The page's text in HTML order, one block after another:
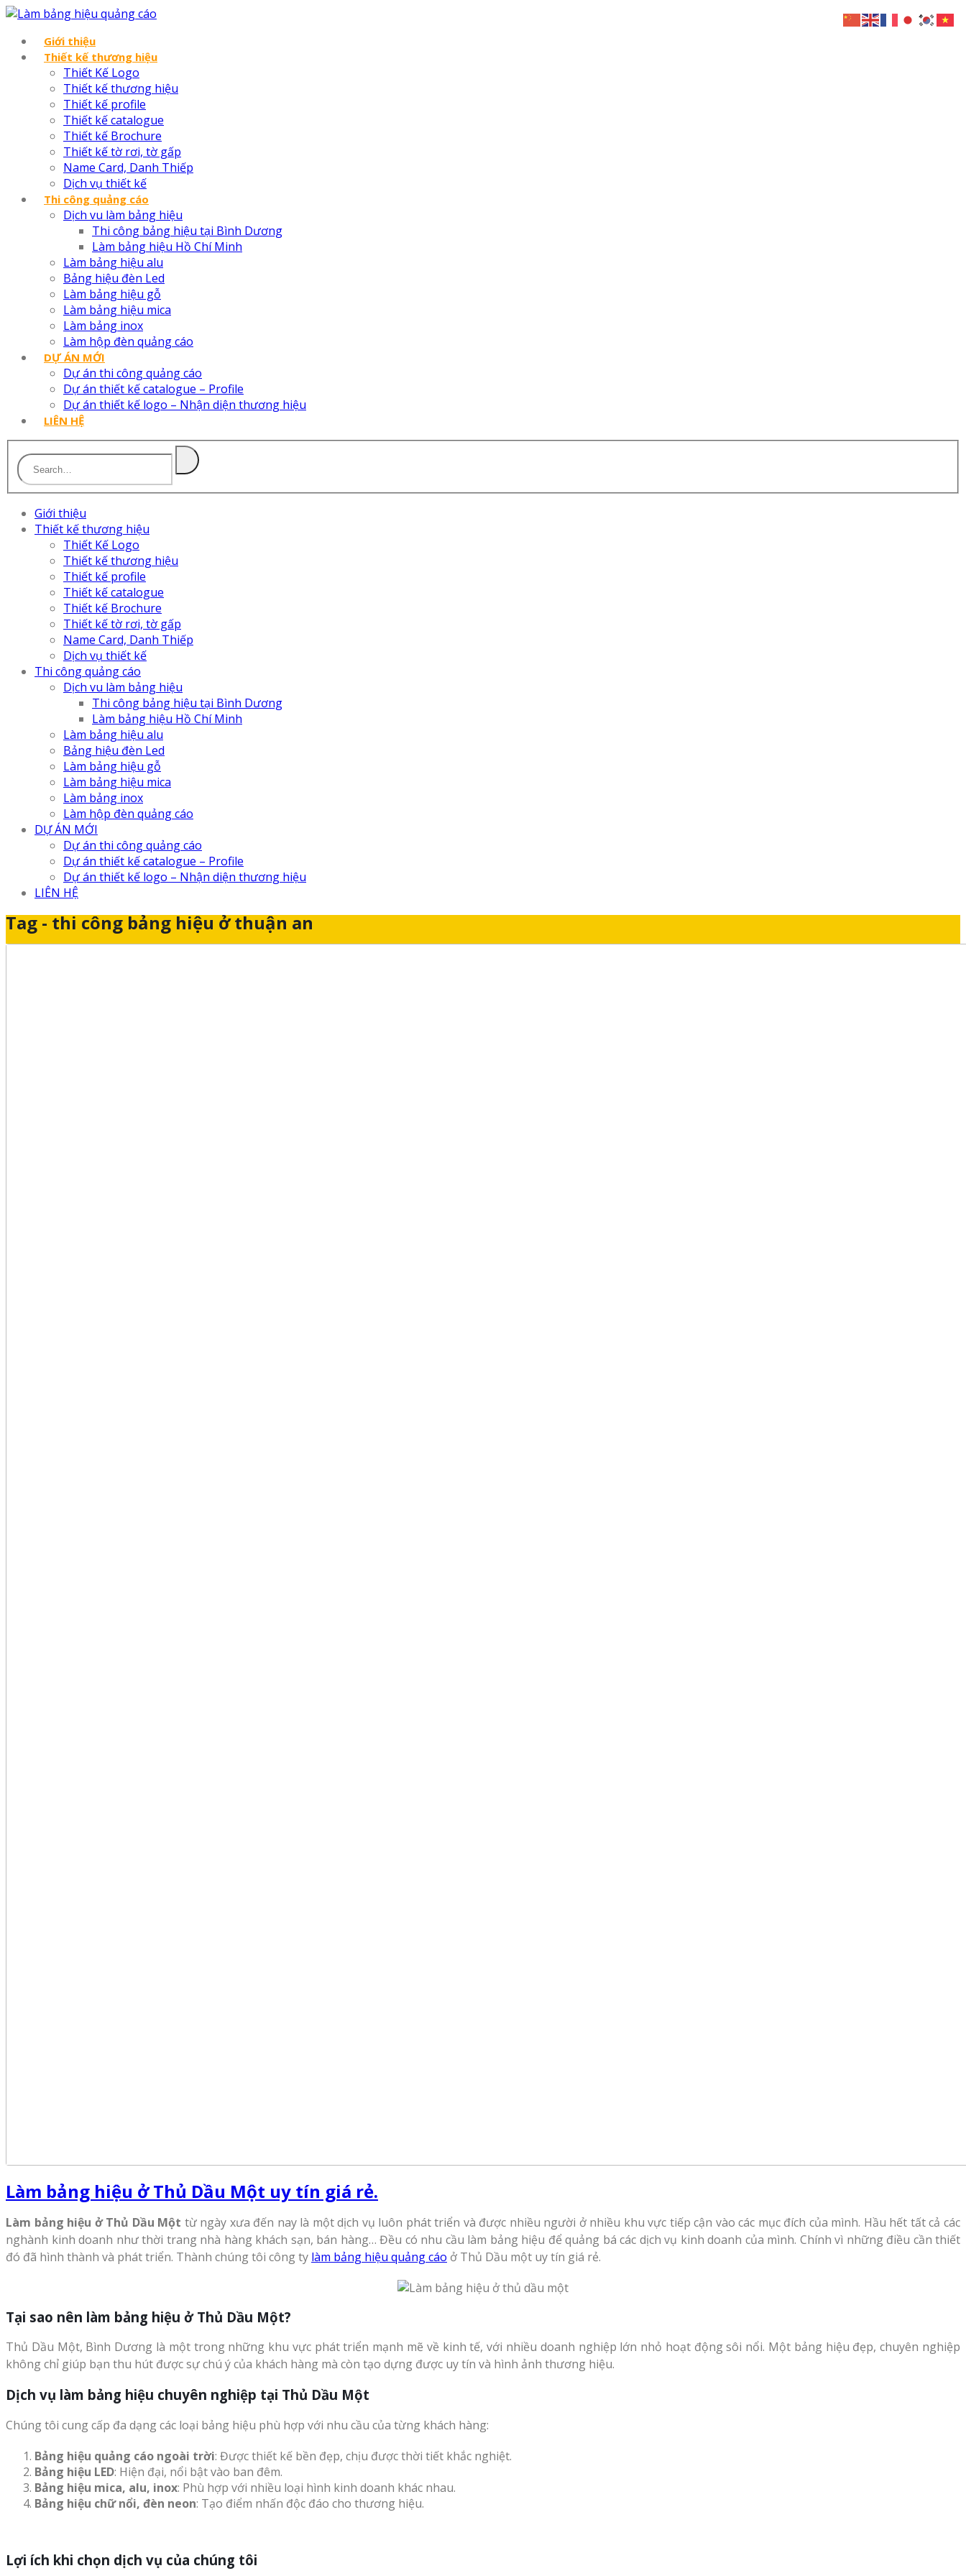
Giới thiệu
Thiết kế thương hiệu
Thiết Kế Logo
Thiết kế thương hiệu
Thiết kế profile
Thiết kế catalogue
Thiết kế Brochure
Thiết kế tờ rơi, tờ gấp
Name Card, Danh Thiếp
Dịch vụ thiết kế
Thi công quảng cáo
Dịch vu làm bảng hiệu
Thi công bảng hiệu tại Bình Dương
Làm bảng hiệu Hồ Chí Minh
Làm bảng hiệu alu
Bảng hiệu đèn Led
Làm bảng hiệu gỗ
Làm bảng hiệu mica
Làm bảng inox
Làm hộp đèn quảng cáo
DỰ ÁN MỚI
Dự án thi công quảng cáo
Dự án thiết kế catalogue – Profile
Dự án thiết kế logo – Nhận diện thương hiệu
LIÊN HỆ
Giới thiệu
Thiết kế thương hiệu
Thiết Kế Logo
Thiết kế thương hiệu
Thiết kế profile
Thiết kế catalogue
Thiết kế Brochure
Thiết kế tờ rơi, tờ gấp
Name Card, Danh Thiếp
Dịch vụ thiết kế
Thi công quảng cáo
Dịch vu làm bảng hiệu
Thi công bảng hiệu tại Bình Dương
Làm bảng hiệu Hồ Chí Minh
Làm bảng hiệu alu
Bảng hiệu đèn Led
Làm bảng hiệu gỗ
Làm bảng hiệu mica
Làm bảng inox
Làm hộp đèn quảng cáo
DỰ ÁN MỚI
Dự án thi công quảng cáo
Dự án thiết kế catalogue – Profile
Dự án thiết kế logo – Nhận diện thương hiệu
LIÊN HỆ
Tag - thi công bảng hiệu ở thuận an
Làm bảng hiệu ở Thủ Dầu Một uy tín giá rẻ.
Làm bảng hiệu ở Thủ Dầu Một từ ngày xưa đến nay là một dịch vụ luôn phát triển và được nhiều người ở nhiều khu vực tiếp cận vào các mục đích của mình. Hầu hết tất cả các
nghành kinh doanh như thời trang nhà hàng khách sạn, bán hàng… Đều có nhu cầu làm bảng hiệu để quảng bá các dịch vụ kinh doanh của mình. Chính vì những điều cần thiết
đó đã hình thành và phát triển. Thành chúng tôi công ty làm bảng hiệu quảng cáo ở Thủ Dầu một uy tín giá rẻ.
Tại sao nên làm bảng hiệu ở Thủ Dầu Một?
Thủ Dầu Một, Bình Dương là một trong những khu vực phát triển mạnh mẽ về kinh tế, với nhiều doanh nghiệp lớn nhỏ hoạt động sôi nổi. Một bảng hiệu đẹp, chuyên nghiệp
không chỉ giúp bạn thu hút được sự chú ý của khách hàng mà còn tạo dựng được uy tín và hình ảnh thương hiệu.
Dịch vụ làm bảng hiệu chuyên nghiệp tại Thủ Dầu Một
Chúng tôi cung cấp đa dạng các loại bảng hiệu phù hợp với nhu cầu của từng khách hàng:
Bảng hiệu quảng cáo ngoài trời: Được thiết kế bền đẹp, chịu được thời tiết khắc nghiệt.
Bảng hiệu LED: Hiện đại, nổi bật vào ban đêm.
Bảng hiệu mica, alu, inox: Phù hợp với nhiều loại hình kinh doanh khác nhau.
Bảng hiệu chữ nổi, đèn neon: Tạo điểm nhấn độc đáo cho thương hiệu.
Lợi ích khi chọn dịch vụ của chúng tôi